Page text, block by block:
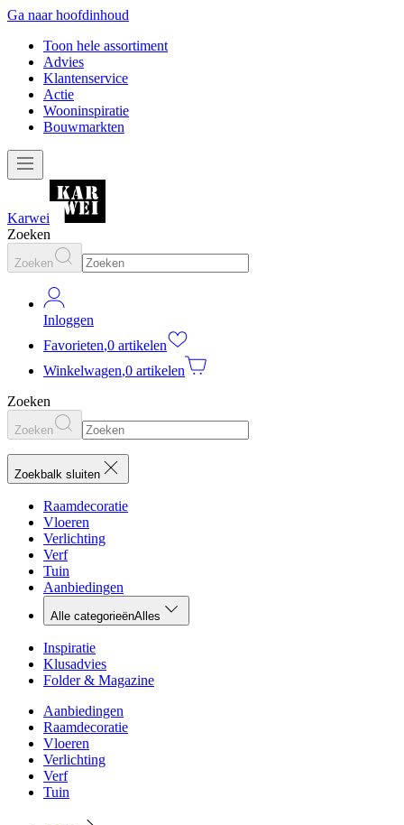
Ga naar hoofdinhoud
Toon hele assortiment
Advies
Klantenservice
Actie
Wooninspiratie
Bouwmarkten
Karwei
Zoeken
Zoeken
Inloggen
Favorieten,0 artikelen
Winkelwagen,0 artikelen
Zoeken
Zoeken
Zoekbalk sluiten
Raamdecoratie
Vloeren
Verlichting
Verf
Tuin
Aanbiedingen
Alle categorieënAlles
Inspiratie
Klusadvies
Folder & Magazine
Aanbiedingen
Raamdecoratie
Vloeren
Verlichting
Verf
Tuin